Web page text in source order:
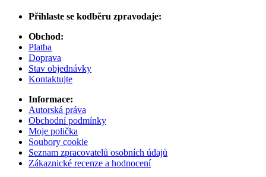
Přihlaste se kodběru zpravodaje:
Obchod:
Platba
Doprava
Stav objednávky
Kontaktujte
Informace:
Autorská práva
Obchodní podmínky
Moje polička
Soubory cookie
Seznam zpracovatelů osobních údajů
Zákaznické recenze a hodnocení